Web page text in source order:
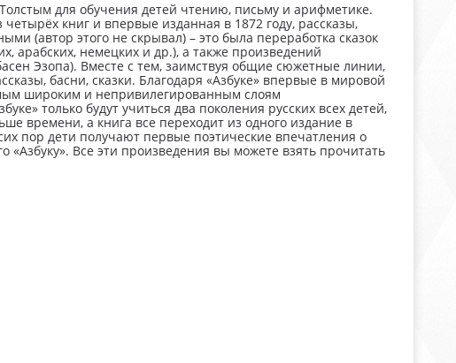
для обучения детей чтению, письму и арифметике.
книг и впервые изданная в 1872 году, рассказы,
(автор этого не скрывал) – это была переработка сказок
арабских, немецких и др.), а также произведений
Эзопа). Вместе с тем, заимствуя общие сюжетные линии,
басни, сказки. Благодаря «Азбуке» впервые в мировой
широким и непривилегированным слоям
только будут учиться два поколения русских всех детей,
времени, а книга все переходит из одного издание в
пор дети получают первые поэтические впечатления о
Все эти произведения вы можете взять прочитать